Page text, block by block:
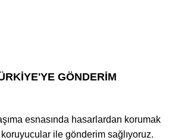
GÖNDERİM
esnasında hasarlardan korumak
ile gönderim sağlıyoruz.